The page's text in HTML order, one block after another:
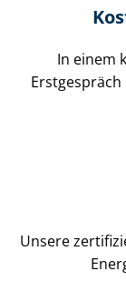
In einem
Unsere